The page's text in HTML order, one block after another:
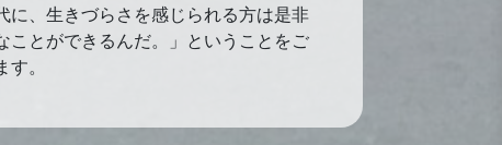
に、生きづらさを感じられる方は是非
ことができるんだ。」ということをご
。